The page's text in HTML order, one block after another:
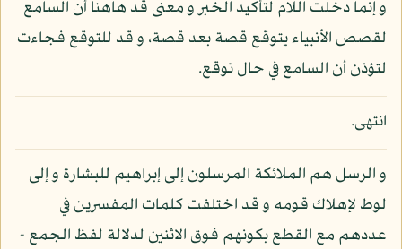
و إنما دخلت اللام لتأكيد الخبر و معنى قد هاهنا أن السامع
لقصص الأنبياء يتوقع قصة بعد قصة، و قد للتوقع فجاءت
لتؤذن أن السامع في حال توقع.
انتهى.
و الرسل هم الملائكة المرسلون إلى إبراهيم للبشارة و إلى
لوط لإهلاك قومه و قد اختلفت كلمات المفسرين في
عددهم مع القطع بكونهم فوق الاثنين لدلالة لفظ الجمع -